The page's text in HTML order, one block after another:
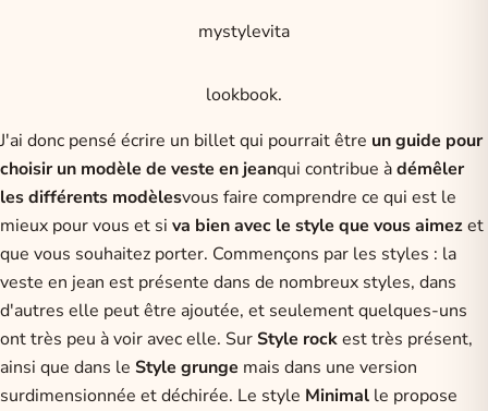
mystylevita
lookbook.
J'ai donc pensé écrire un billet qui pourrait être un guide pour
choisir un modèle de veste en jeanqui contribue àdémêler
les différents modèlesvous faire comprendre ce qui est le
mieux pour vous et si va bien avec le style que vous aimezet
que vous souhaitez porter. Commençons par les styles : la
veste en jean est présente dans de nombreux styles, dans
d'autres elle peut être ajoutée, et seulement quelques-uns
ont très peu à voir avec elle. SurStyle rockest très présent,
ainsi que dans le Style grunge mais dans une version
surdimensionnée et déchirée. Le style Minimal le propose